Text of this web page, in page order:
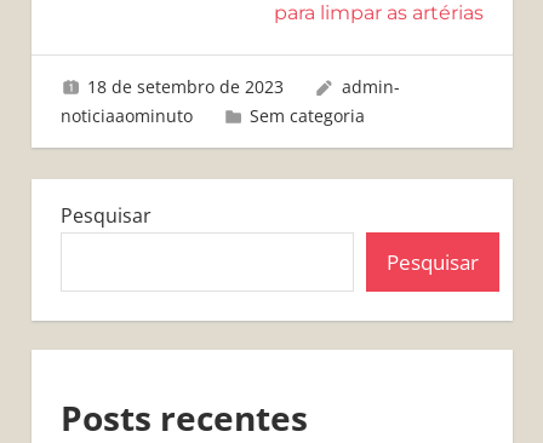
para limpar as artérias
18 de setembro de 2023
admin-
noticiaaominuto
Sem categoria
Pesquisar
Pesquisar
Posts recentes